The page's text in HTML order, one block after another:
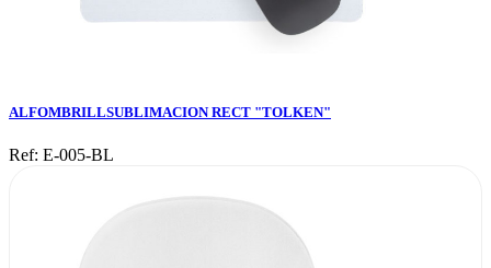
ALFOMBRILLSUBLIMACION RECT "TOLKEN"
Ref: E-005-BL